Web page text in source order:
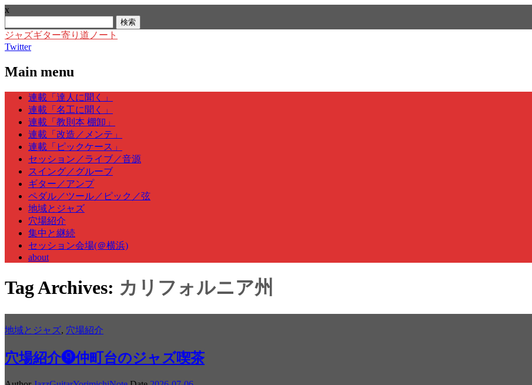
x
索:
ジャズギター寄り道ノート
Twitter
Main menu
Skip
content
連載「達人に聞く」
連載「名工に聞く」
連載「教則本 棚卸」
連載「改造／メンテ」
連載「ピックケース」
セッション／ライブ／音源
スイング／グルーブ
ギター／アンプ
ペダル／ツール／ピック／弦
地域とジャズ
穴場紹介
集中と継続
セッション会場(＠横浜)
about
Tag Archives: カリフォルニア州
地域とジャズ, 穴場紹介
穴場紹介❾仲町台のジャズ喫茶